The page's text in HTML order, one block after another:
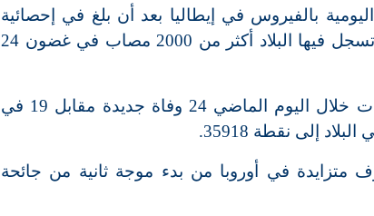
بالفيروس في إيطاليا بعد أن بلغ في إحصائية
أمس الأربعاء 1851 حالة، وهذه هي المرة الأولى التي تسجل فيها البلاد أكثر من 2000 مصاب في غضون 24
من جهة أخرى، ذكرت وزارة الصحة الإيطالية أنها رصدت خلال اليوم الماضي 24 وفاة جديدة مقابل 19 في
إلى نقطة 35918.
متزايدة في أوروبا من بدء موجة ثانية من جائحة